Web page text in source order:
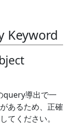
Keyword
導出で一
あるため、正確
てください。